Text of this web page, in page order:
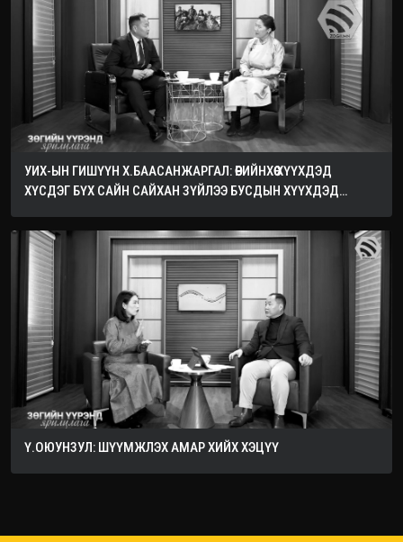
УИХ-ЫН ГИШҮҮН Х.БААСАНЖАРГАЛ: ӨӨРИЙНХӨӨ ХҮҮХДЭД
ХҮСДЭГ БҮХ САЙН САЙХАН ЗҮЙЛЭЭ БУСДЫН ХҮҮХДЭД
Ү.ОЮУНЗУЛ: ШҮҮМЖЛЭХ АМАР ХИЙХ ХЭЦҮҮ